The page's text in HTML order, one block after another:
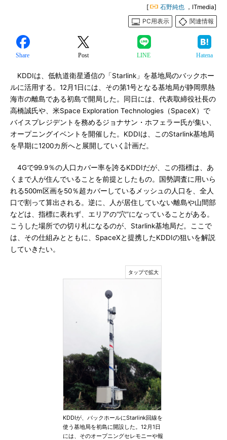
[ 石野純也 ，ITmedia]
PC用表示
関連情報
Share Post LINE Hatena
KDDIは、低軌道衛星通信の「Starlink」を基地局のバックホー
ルに活用する。12月1日には、その第1号となる基地局が静岡県熱
海市の離島である初島で開局した。同日には、代表取締役社長の
高橋誠氏や、米Space Exploration Technologies（SpaceX）で
バイスプレジデントを務めるジョナサン・ホフェラー氏が集い、
オープニングイベントを開催した。KDDIは、このStarlink基地局
を早期に1200カ所へと展開していく計画だ。
4Gで99.9％の人口カバー率を誇るKDDIだが、この指標は、あ
くまで人が住んでいることを前提としたもの。国勢調査に用いら
れる500m区画を50％超カバーしているメッシュの人口を、全人
口で割って算出される。逆に、人が居住していない離島や山間部
などは、指標に表れず、エリアの“穴”になっていることがある。
こうした場所での切り札になるのが、Starlink基地局だ。ここで
は、その仕組みとともに、SpaceXと提携したKDDIの狙いを解説
していきたい。
KDDIが、バックホールにStarlink回線を
使う基地局を初島に開設した。12月1日
には、そのオープニングセレモニーや報